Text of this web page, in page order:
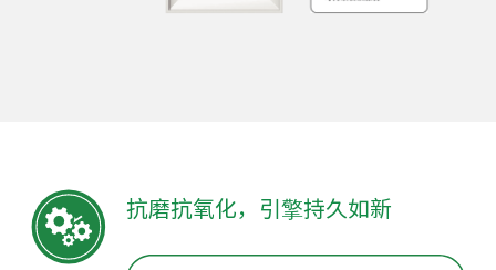
抗磨抗氧化，引擎持久如新